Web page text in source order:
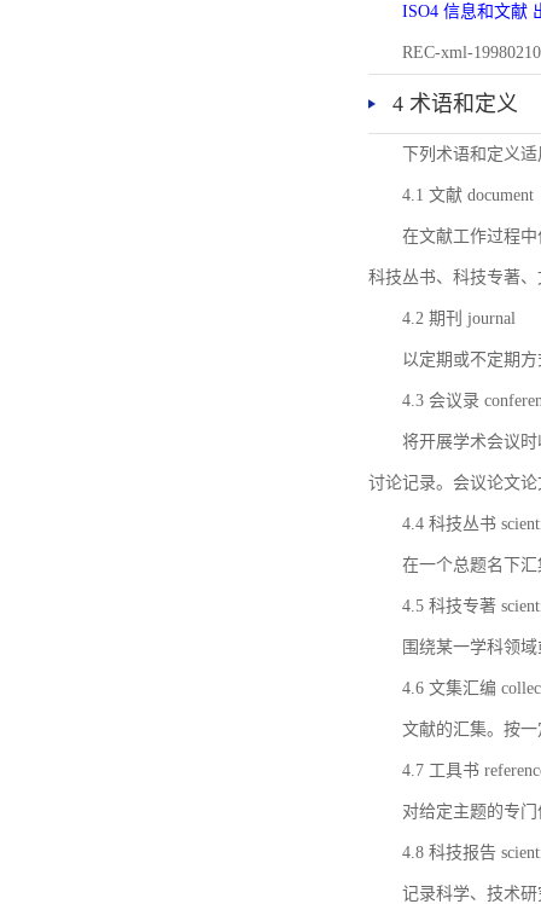
ISO4 信息和文献
REC-xml-
4 术语和定义
下列术语和定义
4.1 文献 document
在文献工作过程
科技丛书、科技专著
4.2 期刊 journal
以定期或不定期
4.3 会议录
将开展学术会议
讨论记录。会议论文
4.4 科技丛书
在一个总题名下
4.5 科技专著
围绕某一学科领
4.6 文集汇编
文献的汇集。按
4.7 工具书
对给定主题的专
4.8 科技报告
记录科学、技术